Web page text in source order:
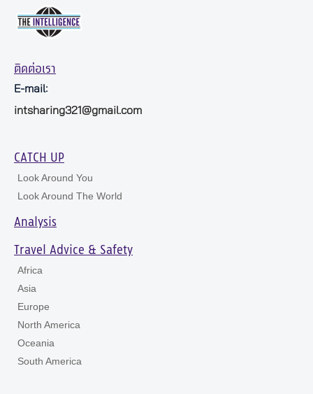
ติดต่อเรา
E-mail:
intsharing321@gmail.com
CATCH UP
Look Around You
Look Around The World
Analysis
Travel Advice & Safety
Africa
Asia
Europe
North America
Oceania
South America